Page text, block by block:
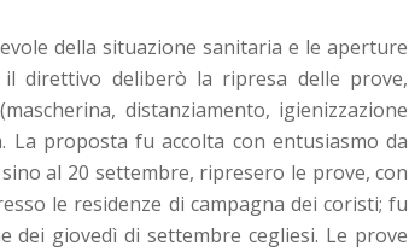
della situazione sanitaria e le aperture
direttivo deliberò la ripresa delle prove,
distanziamento, igienizzazione
La proposta fu accolta con entusiasmo da
al 20 settembre, ripresero le prove, con
le residenze di campagna dei coristi; fu
giovedì di settembre cegliesi. Le prove